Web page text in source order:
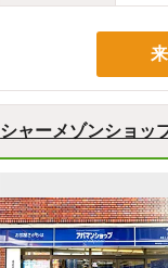
シャーメゾンショ